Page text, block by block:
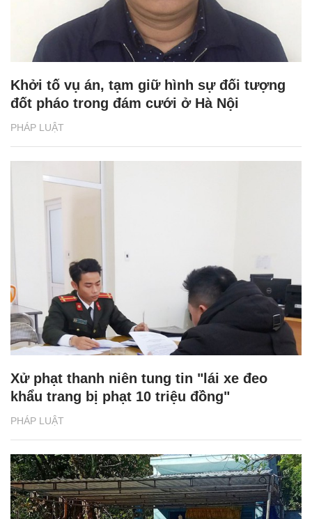
PHÁP LUẬT
Khởi tố vụ án, tạm giữ hình sự đối tượng
đốt pháo trong đám cưới ở Hà Nội
PHÁP LUẬT
Xử phạt thanh niên tung tin "lái xe đeo
khẩu trang bị phạt 10 triệu đồng"